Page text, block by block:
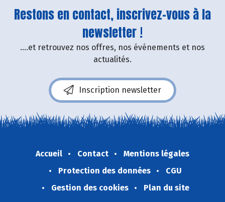
Restons en contact, inscrivez-vous à la
newsletter !
....et retrouvez nos offres, nos événements et nos
actualités.
Inscription newsletter
Accueil Contact
Mentions légales
Protection des données
CGU
Gestion des cookies
Plan du site